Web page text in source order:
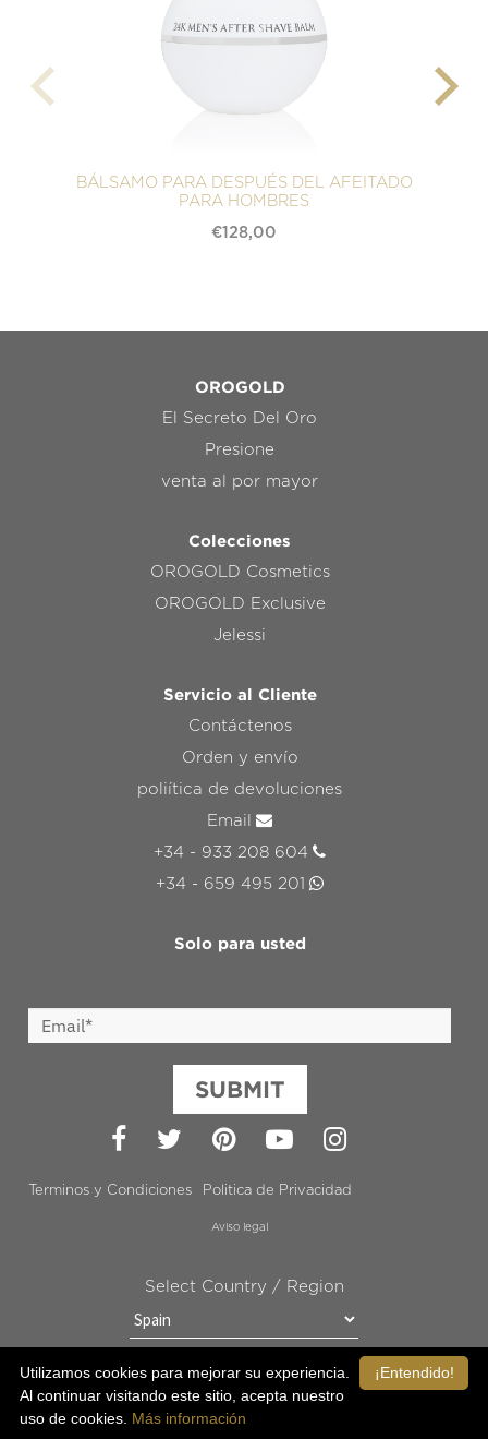
BÁLSAMO PARA DESPUÉS DEL AFEITADO
PARA HOMBRES
€128,00
OROGOLD
El Secreto Del Oro
Presione
venta al por mayor
Colecciones
OROGOLD Cosmetics
OROGOLD Exclusive
Jelessi
Servicio al Cliente
Contáctenos
Orden y envío
poliítica de devoluciones
Email
+34 - 933 208 604
+34 - 659 495 201
Solo para usted
SUBMIT
Facebook
TwitterPinterest
YouTubeInstagram
Terminos y Condiciones Politica de Privacidad
Aviso legal
Select Country / Region
MANTÉNGANSE EN CONTACTO CON OROGOLD
¡Entendido!
Utilizamos cookies para mejorar su experiencia.
Al continuar visitando este sitio, acepta nuestro
uso de cookies. Más información